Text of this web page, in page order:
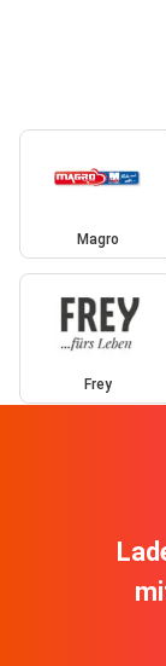
Magro
Frey